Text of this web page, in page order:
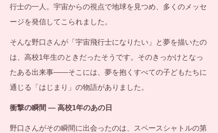
行士の一人。宇宙からの視点で地球を見つめ、多くのメッセ
ージを発信してこられました。
そんな野口さんが「宇宙飛行士になりたい」と夢を描いたの
は、高校1年生のときだったそうです。そのきっかけとなっ
たある出来事――そこには、夢を抱くすべての子どもたちに
通じる「はじまり」の物語がありました。
衝撃の瞬間 ― 高校1年のあの日
野口さんがその瞬間に出会ったのは、スペースシャトルの第